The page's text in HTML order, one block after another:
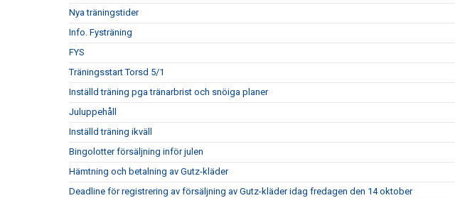
Nya träningstider
Info. Fysträning
FYS
Träningsstart Torsd 5/1
Inställd träning pga tränarbrist och snöiga planer
Juluppehåll
Inställd träning ikväll
Bingolotter försäljning inför julen
Hämtning och betalning av Gutz-kläder
Deadline för registrering av försäljning av Gutz-kläder idag fredagen den 14 oktober